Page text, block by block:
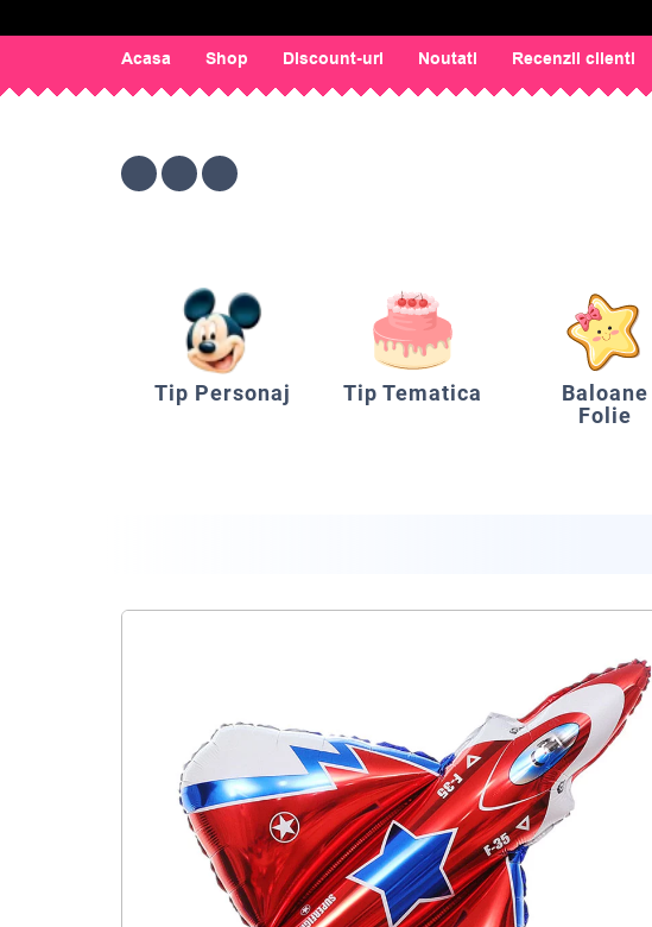
Acasa Shop Discount-uri Noutati Recenzii clienti
Tip Personaj Tip Tematica
Baloane
Folie